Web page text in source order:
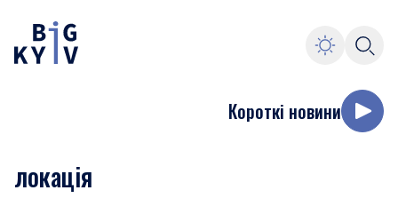
Короткі новини
локація